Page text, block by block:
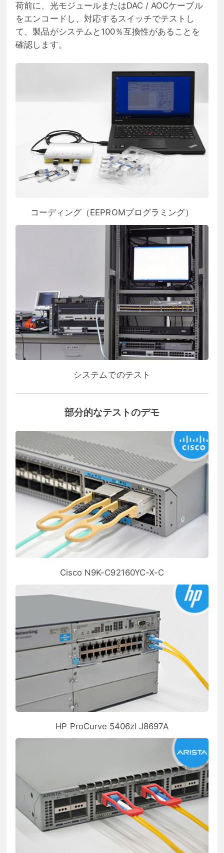
荷前に、光モジュールまたはDAC / AOCケーブル
をエンコードし、対応するスイッチでテストし
て、製品がシステムと100％互換性があることを
確認します。
コーディング（EEPROMプログラミング）
システムでのテスト
部分的なテストのデモ
Cisco N9K-C92160YC-X-C
HP ProCurve 5406zl J8697A